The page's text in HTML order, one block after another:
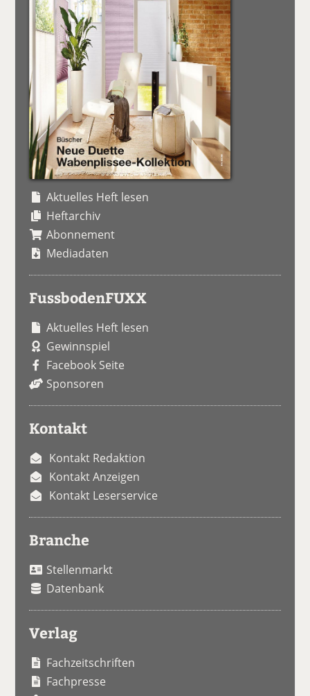
Aktuelles Heft lesen
Heftarchiv
Abonnement
Mediadaten
FussbodenFUXX
Aktuelles Heft lesen
Gewinnspiel
Facebook Seite
Sponsoren
Kontakt
Kontakt Redaktion
Kontakt Anzeigen
Kontakt Leserservice
Branche
Stellenmarkt
Datenbank
Verlag
Fachzeitschriften
Fachpresse